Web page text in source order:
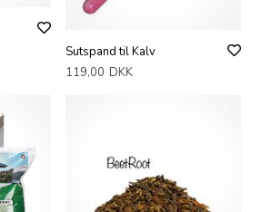
Sutspand til Kalv
119,00 DKK